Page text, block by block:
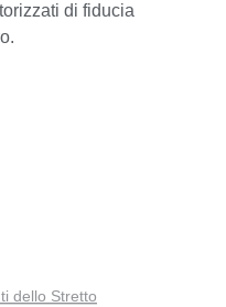
di fiducia
dello Stretto